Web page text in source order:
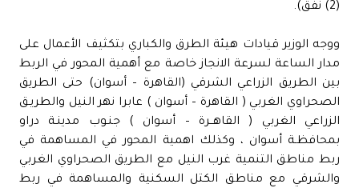
(2) نفق).
ووجه الوزير قيادات هيئة الطرق والكباري بتكثيف الأعمال على
مدار الساعة لسرعة الانجاز خاصة مع أهمية المحور في الربط
بين الطريق الزراعي الشرقي (القاهرة – أسوان) حتى الطريق
الصحراوي الغربي ( القاهرة – أسوان ) عابرا نهر النيل والطريـق
الزراعي الغربي ( القاهــرة – أسوان ) جنـوب مدينـة دراو
بمحافظـة أسوان ، وكذلك اهمية المحور في المساهمة في
ربط مناطق التنمية غرب النيل مع الطريق الصحراوي الغربي
والشرقي مع مناطق الكتل السكنية والمساهمة في ربط